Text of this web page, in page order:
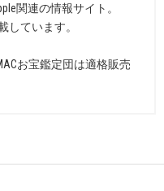
関連の情報サイト。
しています。
お宝鑑定団は適格販売